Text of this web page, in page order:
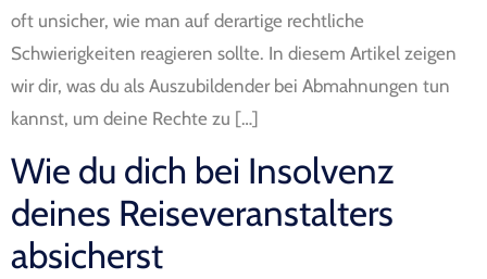
oft unsicher, wie man auf derartige rechtliche
Schwierigkeiten reagieren sollte. In diesem Artikel zeigen
wir dir, was du als Auszubildender bei Abmahnungen tun
kannst, um deine Rechte zu […]
Wie du dich bei Insolvenz
deines Reiseveranstalters
absicherst